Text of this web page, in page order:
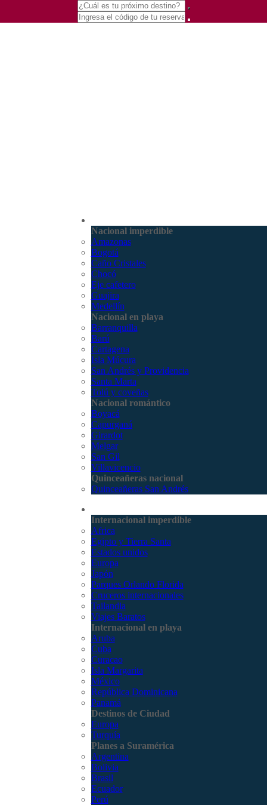
Nacional imperdible
Amazonas
Bogotá
Caño Cristales
Chocó
Eje cafetero
Guajira
Medellín
Nacional en playa
Barranquilla
Barú
Cartagena
Isla Múcura
San Andrés y Providencia
Santa Marta
Tolú y coveñas
Nacional romántico
Boyacá
Capurganá
Girardot
Melgar
San Gil
Villavicencio
Quinceañeras nacional
Quinceañeras San Andrés
Internacional imperdible
Africa
Egipto y Tierra Santa
Estados unidos
Europa
Japón
Parques Orlando Florida
Cruceros internacionales
Tailandia
Viajes Baratos
Internacional en playa
Aruba
Cuba
Curacao
Isla Margarita
México
República Dominicana
Panamá
Destinos de Ciudad
Europa
Turquía
Planes a Suramérica
Argentina
Bolivia
Brasil
Ecuador
Perú